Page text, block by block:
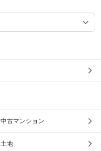
中古マンション
土地